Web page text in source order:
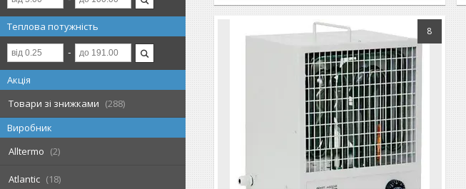
Теплова потужність
Акція
Товари зі знижками
288
Виробник
Alltermo
2
Atlantic 18
8